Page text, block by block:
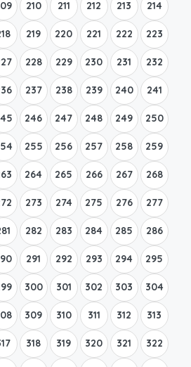
210 211 212 213 214
219 220 221 222 223
228 229 230 231 232
237 238 239 240 241
246 247 248 249 250
255 256 257 258 259
264 265 266 267 268
273 274 275 276 277
282 283 284 285 286
291 292 293 294 295
300 301 302 303 304
309 310 311 312 313
318 319 320 321 322